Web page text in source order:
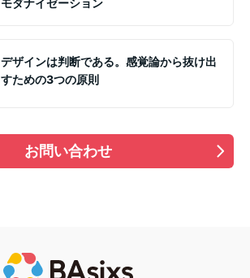
モダナイゼーション
デザインは判断である。感覚論から抜け出
すための3つの原則
お問い合わせ